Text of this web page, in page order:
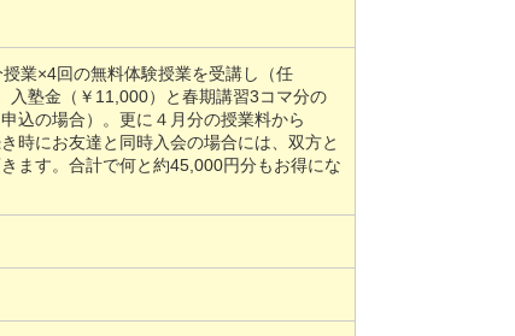
業×4回の無料体験授業を受講し（任
入塾金（￥11,000）と春期講習3コマ分の
込の場合）。更に４月分の授業料から
時にお友達と同時入会の場合には、双方と
ます。合計で何と約45,000円分もお得にな